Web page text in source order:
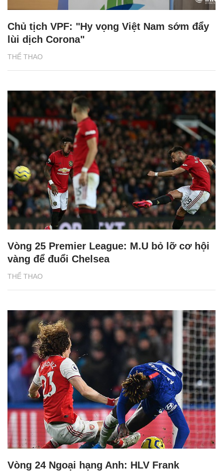
THỂ THAO
Chủ tịch VPF: "Hy vọng Việt Nam sớm đẩy
lùi dịch Corona"
THỂ THAO
Vòng 25 Premier League: M.U bỏ lỡ cơ hội
vàng để đuổi Chelsea
Vòng 24 Ngoại hạng Anh: HLV Frank